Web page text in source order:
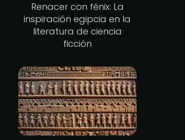
Renacer con fénix: La
inspiración egipcia en la
literatura de ciencia
ficción